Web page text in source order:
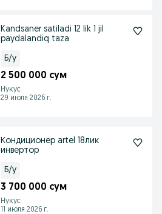
Kandsaner satiladi 12 lik 1 jil
paydalandiq taza
Б/у
2 500 000 сум
Нукус
29 июля 2026 г.
Кондиционер artel 18лик
инвертор
Б/у
3 700 000 сум
Нукус
11 июля 2026 г.